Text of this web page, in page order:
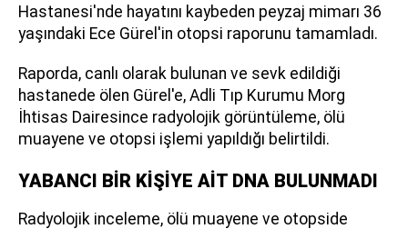
Hastanesi'nde hayatını kaybeden peyzaj mimarı 36
yaşındaki Ece Gürel'in otopsi raporunu tamamladı.
Raporda, canlı olarak bulunan ve sevk edildiği
hastanede ölen Gürel'e, Adli Tıp Kurumu Morg
İhtisas Dairesince radyolojik görüntüleme, ölü
muayene ve otopsi işlemi yapıldığı belirtildi.
YABANCI BİR KİŞİYE AİT DNA BULUNMADI
Radyolojik inceleme, ölü muayene ve otopside